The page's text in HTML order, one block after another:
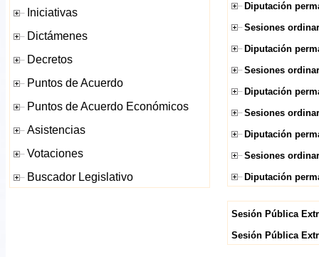
Diputación
Sesiones
Diputación
Sesiones
Diputación
Sesiones
Diputación
Sesiones
Diputación
Sesión Pública
Sesión Pública